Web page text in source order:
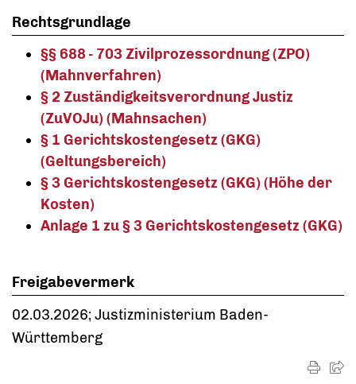
Rechtsgrundlage
§§ 688 - 703 Zivilprozessordnung (ZPO)
(Mahnverfahren)
§ 2 Zuständigkeitsverordnung Justiz
(ZuVOJu) (Mahnsachen)
§ 1 Gerichtskostengesetz (GKG)
(Geltungsbereich)
§ 3 Gerichtskostengesetz (GKG) (Höhe der
Kosten)
Anlage 1 zu § 3 Gerichtskostengesetz (GKG)
Freigabevermerk
02.03.2026; Justizministerium Baden-
Württemberg